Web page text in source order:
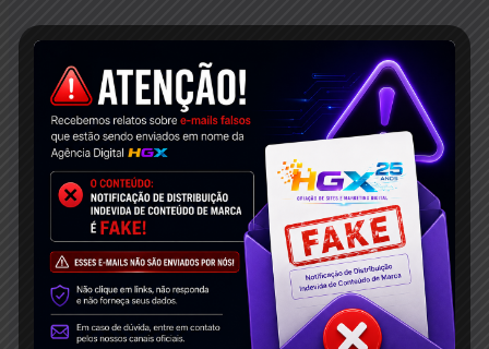
Reviews dos clientes
99 %